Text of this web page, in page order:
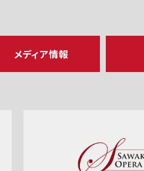
メディア情報